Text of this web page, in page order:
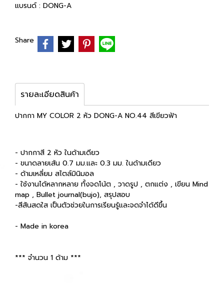
แบรนด์ : DONG-A
Share
รายละเอียดสินค้า
ปากกา MY COLOR 2 หัว DONG-A NO.44 สีเขียวฟ้า
- ปากกาสี 2 หัว ในด้ามเดียว
- ขนาดลายเส้น 0.7 มม.และ 0.3 มม. ในด้ามเดียว
- ด้ามเหลี่ยม สไตล์มินิมอล
- ใช้งานได้หลากหลาย ทั้งจดโน้ต , วาดรูป , ตกแต่ง , เขียน Mind
map , Bullet journal(bujo), สรุปสอบ
-สีสันสดใส เป็นตัวช่วยในการเรียนรู้และจดจำได้ดีขึ้น
- Made in korea
*** จำนวน 1 ด้าม ***